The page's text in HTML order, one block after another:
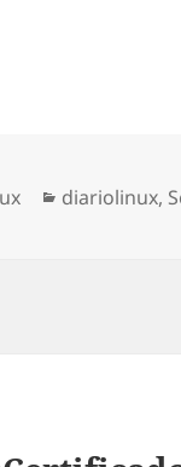
Categorías
diariolinux,